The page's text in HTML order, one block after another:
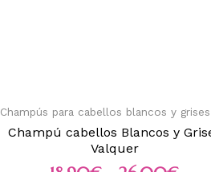
Champús para cabellos blancos y grises
Champú cabellos Blancos y
Valquer